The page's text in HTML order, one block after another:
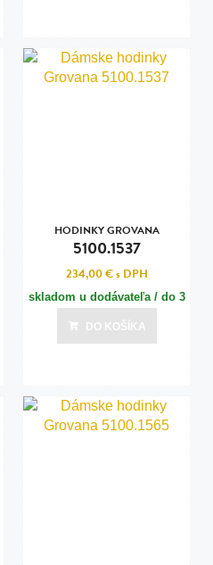
HODINKY GROVANA
5100.1537
234,00 €s DPH
skladom u dodávateľa / do 3
dní
Posledná aktualizácia dnes o 15:00
DO KOŠÍKA